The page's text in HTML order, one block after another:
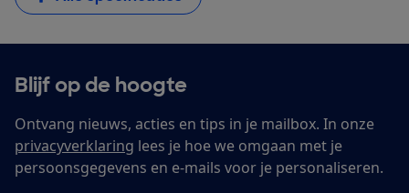
Blijf op de hoogte
Ontvang nieuws, acties en tips in je mailbox. In onze
privacyverklaring lees je hoe we omgaan met je
persoonsgegevens en e-mails voor je personaliseren.